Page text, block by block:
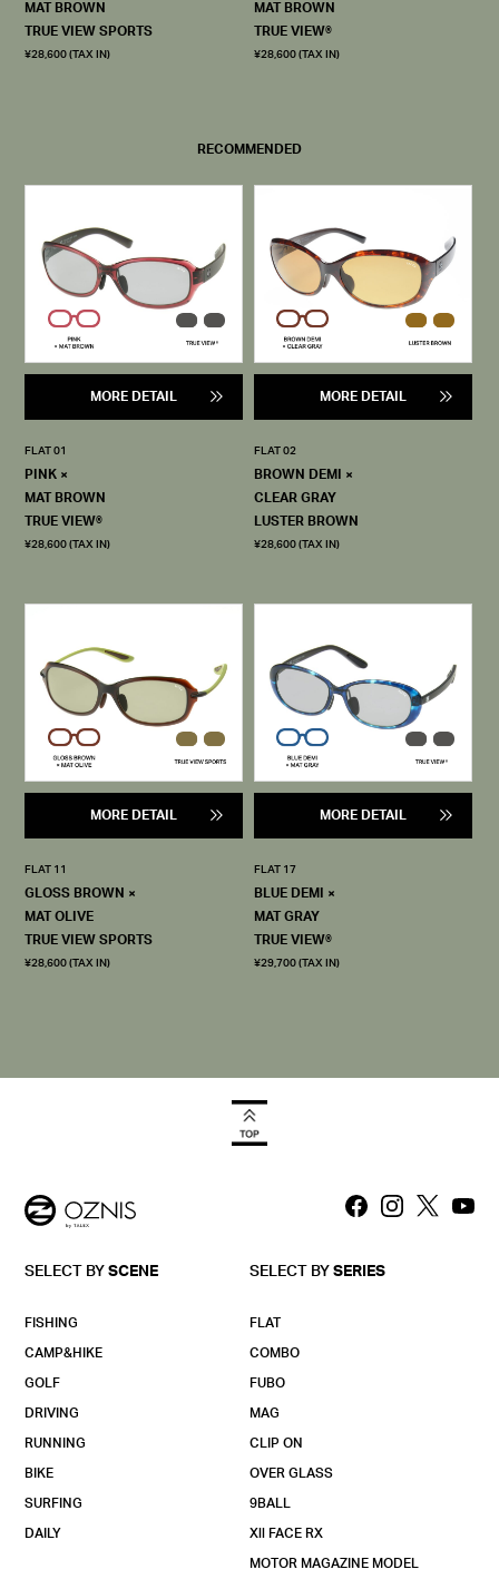
MAT BROWN
TRUE VIEW SPORTS
¥28,600 (TAX IN)
MAT BROWN
TRUE VIEW®
¥28,600 (TAX IN)
RECOMMENDED
MORE DETAIL
FLAT 01
PINK ×
MAT BROWN
TRUE VIEW®
¥28,600 (TAX IN)
MORE DETAIL
FLAT 02
BROWN DEMI ×
CLEAR GRAY
LUSTER BROWN
¥28,600 (TAX IN)
MORE DETAIL
FLAT 11
GLOSS BROWN ×
MAT OLIVE
TRUE VIEW SPORTS
¥28,600 (TAX IN)
MORE DETAIL
FLAT 17
BLUE DEMI ×
MAT GRAY
TRUE VIEW®
¥29,700 (TAX IN)
SELECT BYSCENE
FISHING
CAMP&HIKE
GOLF
DRIVING
RUNNING
BIKE
SURFING
DAILY
SELECT BY SERIES
FLAT
COMBO
FUBO
MAG
CLIP ON
OVER GLASS
9BALL
Xll FACE RX
MOTOR MAGAZINE MODEL